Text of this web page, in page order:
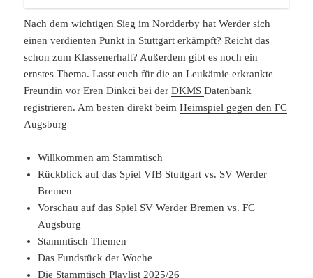
Nach dem wichtigen Sieg im Nordderby hat Werder sich
einen verdienten Punkt in Stuttgart erkämpft? Reicht das
schon zum Klassenerhalt? Außerdem gibt es noch ein
ernstes Thema. Lasst euch für die an Leukämie erkrankte
Freundin vor Eren Dinkci bei derDKMSDatenbank
registrieren. Am besten direkt beimHeimspiel gegen den FC
Augsburg
Willkommen am Stammtisch
Rückblick auf das Spiel VfB Stuttgart vs. SV Werder
Bremen
Vorschau auf das Spiel SV Werder Bremen vs. FC
Augsburg
Stammtisch Themen
Das Fundstück der Woche
Die Stammtisch Playlist 2025/26